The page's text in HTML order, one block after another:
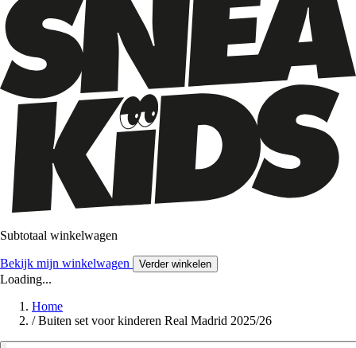
Subtotaal winkelwagen
Bekijk mijn winkelwagen Verder winkelen
Loading...
Home
/ Buiten set voor kinderen Real Madrid 2025/26